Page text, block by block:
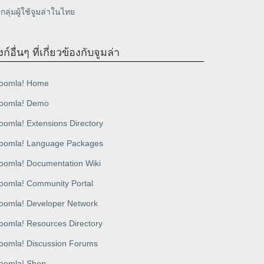
กลุ่มผู้ใช้จูมล่าในไทย
ก์อื่นๆ ที่เกี่ยวข้องกับจูมล่า
Home
Demo
Extensions Directory
Language Packages
Documentation Wiki
Community Portal
Developer Network
Resources Directory
Discussion Forums